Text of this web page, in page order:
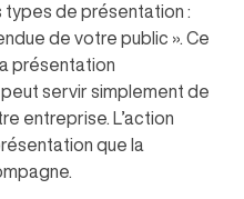
types de présentation :
de votre public ». Ce
présentation
servir simplement de
entreprise. L’action
que la